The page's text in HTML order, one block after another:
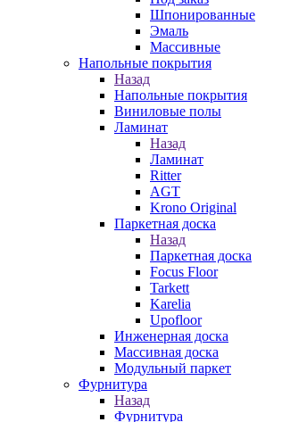
Шпонированные
Эмаль
Массивные
Напольные покрытия
Назад
Напольные покрытия
Виниловые полы
Ламинат
Назад
Ламинат
Ritter
AGT
Krono Original
Паркетная доска
Назад
Паркетная доска
Focus Floor
Tarkett
Karelia
Upofloor
Инженерная доска
Массивная доска
Модульный паркет
Фурнитура
Назад
Фурнитура